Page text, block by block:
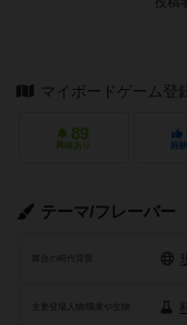
マイボードゲーム登
89
興味あり 経験
テーマ/フレーバー
舞台の時代背景